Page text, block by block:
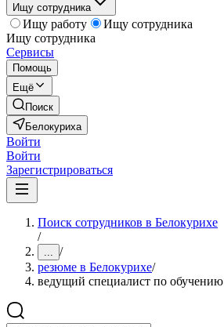
Ищу сотрудника
Ищу работу
Ищу сотрудника
Ищу сотрудника
Сервисы
Помощь
Ещё
Поиск
Белокуриха
Войти
Войти
Зарегистрироваться
Поиск сотрудников в Белокурихе
/
... /
резюме в Белокурихе/
ведущий специалист по обучению